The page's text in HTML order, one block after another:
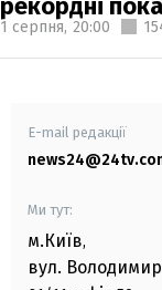
1 серпня, 20:00
E-mail редакції
Ми тут:
м.Київ,
вул.